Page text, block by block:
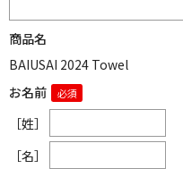
商品名
BAIUSAI 2024 Towel
お名前
［姓］
［名］